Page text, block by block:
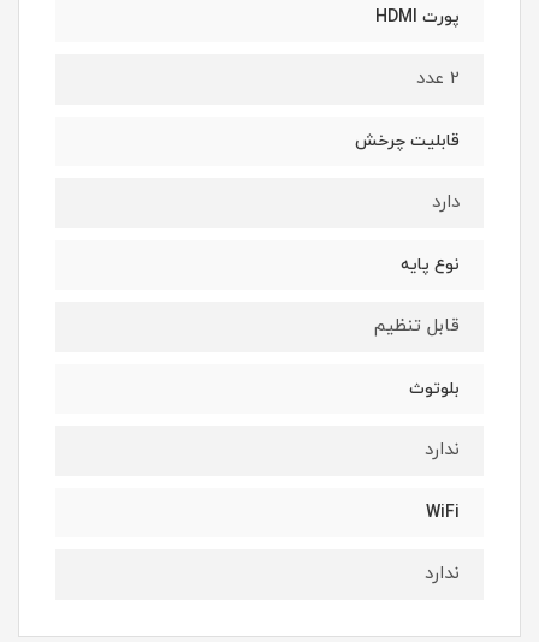
پورت HDMI
2 عدد
قابلیت چرخش
دارد
نوع پایه
قابل تنظیم
بلوتوث
ندارد
WiFi
ندارد